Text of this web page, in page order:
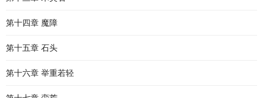
第十四章 魔障
第十五章 石头
第十六章 举重若轻